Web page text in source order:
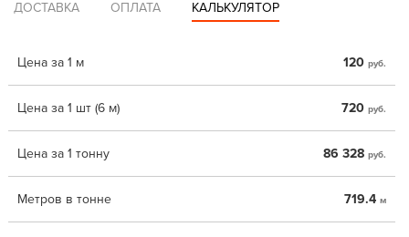
ДОСТАВКА ОПЛАТА КАЛЬКУЛЯТОР
Цена за 1 м 120 руб.
Цена за 1 шт (6 м) 720 руб.
Цена за 1 тонну 86 328 руб.
Метров в тонне 719.4 м